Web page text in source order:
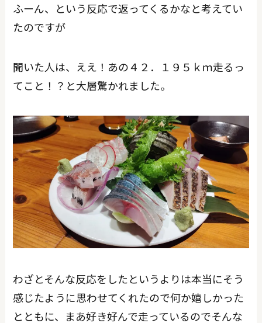
ふーん、という反応で返ってくるかなと考えてい
たのですが
聞いた人は、ええ！あの４２．１９５ｋｍ走るっ
てこと！？と大層驚かれました。
わざとそんな反応をしたというよりは本当にそう
感じたように思わせてくれたので何か嬉しかった
とともに、まあ好き好んで走っているのでそんな